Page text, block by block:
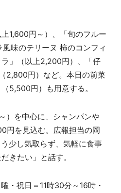
1,600円～）、「旬のフルー
味のテリーヌ 柿のコンフィ
」（以上2,200円）、「仔
2,800円）など。本日の前菜
5,500円）も用意する。
）を中心に、シャンパンや
円を見込む。広報担当の岡
少し気取らず、気軽に食事
きたい」と話す。
・祝日＝11時30分～16時・